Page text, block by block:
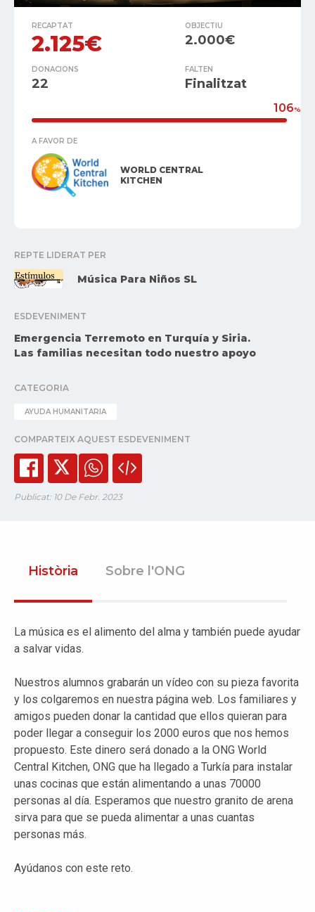
RECAPTAT
2.125€
OBJECTIU
2.000€
DONACIONS
22
FALTEN
Finalitzat
106%
A FAVOR DE
WORLD CENTRAL
KITCHEN
REPTE LIDERAT PER
Música Para Niños SL
ESDEVENIMENT
Emergencia Terremoto en Turquía y Siria.
Las familias necesitan todo nuestro apoyo
CATEGORIA
AYUDA HUMANITARIA
COMPARTEIX AQUEST ESDEVENIMENT
Publicat: 10 De Febr. 2023
Història Sobre l'ONG
La música es el alimento del alma y también puede ayudar
a salvar vidas.
Nuestros alumnos grabarán un vídeo con su pieza favorita
y los colgaremos en nuestra página web. Los familiares y
amigos pueden donar la cantidad que ellos quieran para
poder llegar a conseguir los 2000 euros que nos hemos
propuesto. Este dinero será donado a la ONG World
Central Kitchen, ONG que ha llegado a Turkía para instalar
unas cocinas que están alimentando a unas 70000
personas al día. Esperamos que nuestro granito de arena
sirva para que se pueda alimentar a unas cuantas
personas más.
Ayúdanos con este reto.